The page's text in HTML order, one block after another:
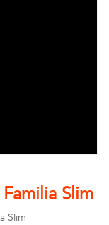
Slim
Slim